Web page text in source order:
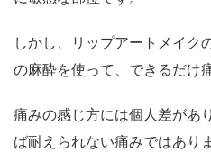
しかし、リップアートメイク
の麻酔を使って、できるだけ
痛みの感じ方には個人差があ
ば耐えられない痛みではあり